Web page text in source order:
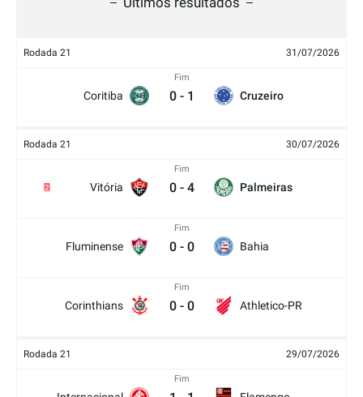
Rodada 21 31/07/2026
Coritiba
Fim
0 - 1 Cruzeiro
Rodada 21 30/07/2026
Vitória
2
Fim
0 - 4 Palmeiras
Fluminense
Fim
0 - 0 Bahia
Corinthians
Fim
0 - 0 Athletico-PR
Rodada 21 29/07/2026
Fim